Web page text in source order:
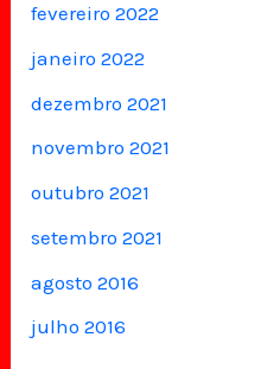
fevereiro 2022
janeiro 2022
dezembro 2021
novembro 2021
outubro 2021
setembro 2021
agosto 2016
julho 2016